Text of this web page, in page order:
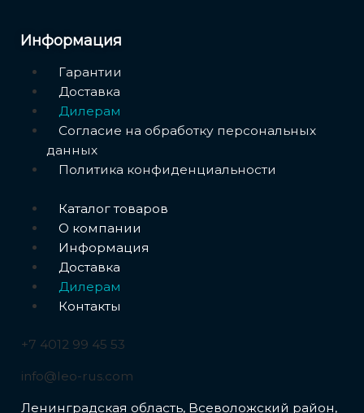
Информация
Меню
Гарантии
Доставка
Дилерам
Согласие на обработку персональных
данных
Политика конфиденциальности
Меню
Каталог товаров
О компании
Информация
Доставка
Дилерам
Контакты
+7 4012 99 45 53
info@leo-rus.com
Ленинградская область, Всеволожский район,